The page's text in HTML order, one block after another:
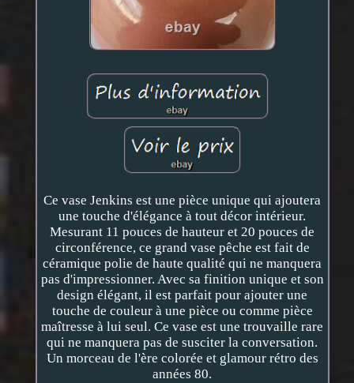
Ce vase Jenkins est une pièce unique qui ajoutera
une touche d'élégance à tout décor intérieur.
Mesurant 11 pouces de hauteur et 20 pouces de
circonférence, ce grand vase pêche est fait de
céramique polie de haute qualité qui ne manquera
pas d'impressionner. Avec sa finition unique et son
design élégant, il est parfait pour ajouter une
touche de couleur à une pièce ou comme pièce
maîtresse à lui seul. Ce vase est une trouvaille rare
qui ne manquera pas de susciter la conversation.
Un morceau de l'ère colorée et glamour rétro des
années 80.